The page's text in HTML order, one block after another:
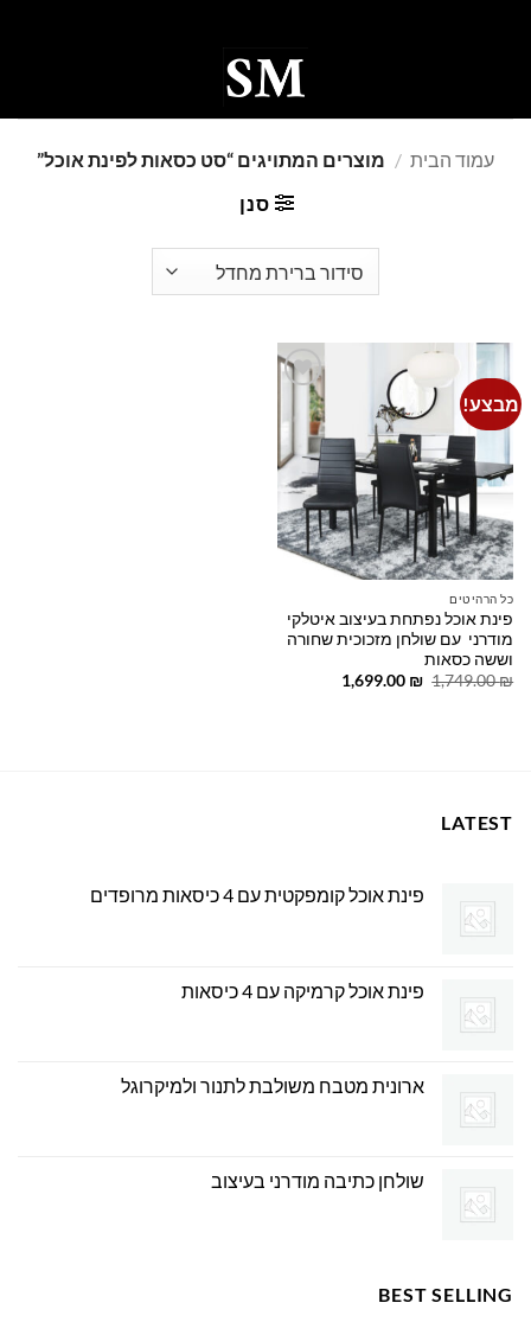
עמוד הבית / מוצרים המתויגים “סט כסאות לפינת אוכל”
סנן
מבצע!
Add to
wishlist
כל הרהיטים
פינת אוכל נפתחת בעיצוב איטלקי
מודרני עם שולחן מזכוכית שחורה
וששה כסאות
1,749.00₪
המחיר
1,699.00 ₪
המחיר
LATEST
פינת אוכל קומפקטית עם 4 כיסאות מרופדים
פינת אוכל קרמיקה עם 4 כיסאות
ארונית מטבח משולבת לתנור ולמיקרוגל
שולחן כתיבה מודרני בעיצוב
BEST SELLING